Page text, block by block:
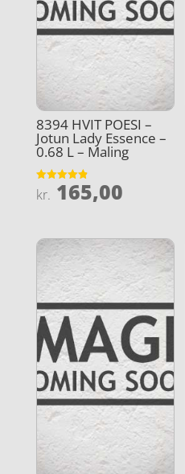
8394 HVIT POESI –
Jotun Lady Essence –
0.68 L – Maling
Vurderet
4.9
kr. 165,00